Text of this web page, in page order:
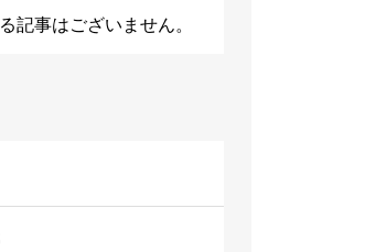
記事はございません。